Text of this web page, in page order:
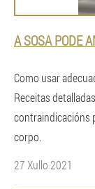
A SOSA PODE
Como usar
Receitas
contraindicacións
corpo.
27 Xullo 2021